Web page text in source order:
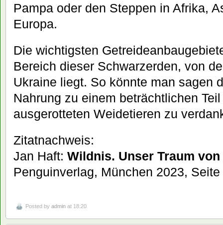
Pampa oder den Steppen in Afrika,
Europa.
Die wichtigsten
Bereich dieser Schwarzerden, von
Ukraine liegt. So könnte man sagen
Nahrung zu einem beträchtlichen
ausgerotteten Weidetieren zu
Zitatnachweis:
Jan Haft: Wildnis. Unser Traum
Penguinverlag, München 2023, Seite
Posted by admin at 18:20